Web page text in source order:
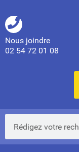
Nous joindre
02 54 72 01 08